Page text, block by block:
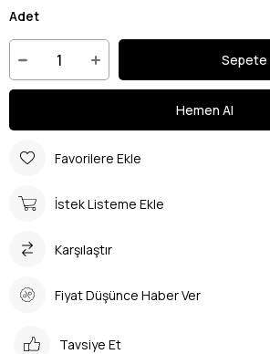
Adet
Favorilere Ekle
İstek Listeme Ekle
Karşılaştır
Fiyat Düşünce Haber Ver
Tavsiye Et